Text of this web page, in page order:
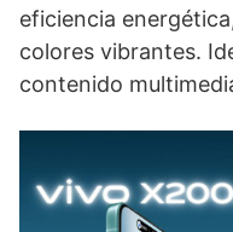
eficiencia
colores vibrantes.
contenido